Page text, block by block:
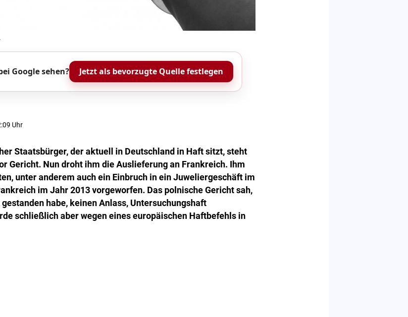
Google sehen? Jetzt als bevorzugte Quelle festlegen
Uhr
Staatsbürger, der aktuell in Deutschland in Haft sitzt, steht
Gericht. Nun droht ihm die Auslieferung an Frankreich. Ihm
unter anderem auch ein Einbruch in ein Juweliergeschäft im
im Jahr 2013 vorgeworfen. Das polnische Gericht sah,
habe, keinen Anlass, Untersuchungshaft
schließlich aber wegen eines europäischen Haftbefehls in